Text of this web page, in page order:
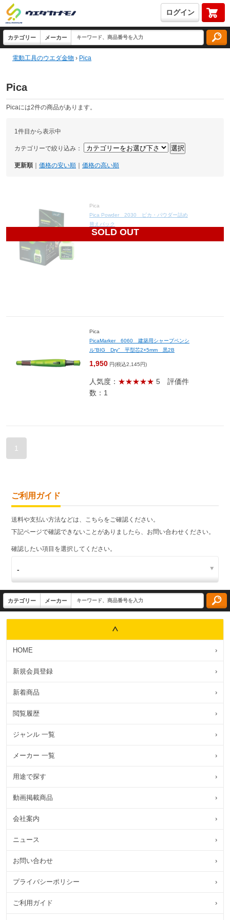
ログイン
電動工具のウエダ金物 › Pica
Pica
Picaには2件の商品があります。
1件目から表示中
カテゴリーで絞り込み：
更新順 価格の安い順 価格の高い順
SOLD OUT
Pica
Pica Powder 2030 ピカ・パウダー詰め
替えパック
820
Pica
PicaMarker 6060 建築用シャープペンシ
ル“BIG Dry” 平型芯2×5mm 黒2B
1,950 円(税込2,145円)
人気度： ★★★★★ 5 評価件
数：1
1
ご利用ガイド
送料や支払い方法などは、こちらをご確認ください。
下記ページで確認できないことがありましたら、お問い合わせください。
確認したい項目を選択してください。
HOME ›
新規会員登録 ›
新着商品 ›
閲覧履歴 ›
ジャンル 一覧 ›
メーカー 一覧 ›
用途で探す ›
動画掲載商品 ›
会社案内 ›
ニュース ›
お問い合わせ ›
プライバシーポリシー ›
ご利用ガイド ›